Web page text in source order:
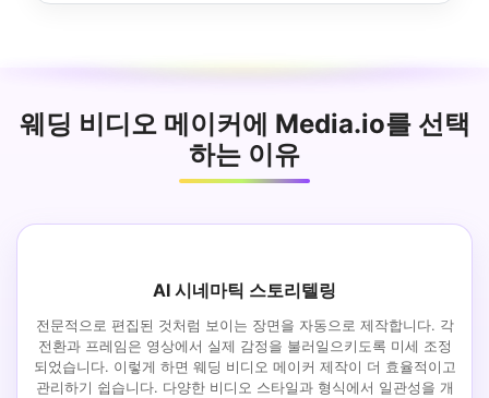
웨딩 비디오 메이커에 Media.io를 선택
하는 이유
AI 시네마틱 스토리텔링
전문적으로 편집된 것처럼 보이는 장면을 자동으로 제작합니다. 각
전환과 프레임은 영상에서 실제 감정을 불러일으키도록 미세 조정
되었습니다. 이렇게 하면 웨딩 비디오 메이커 제작이 더 효율적이고
관리하기 쉽습니다. 다양한 비디오 스타일과 형식에서 일관성을 개